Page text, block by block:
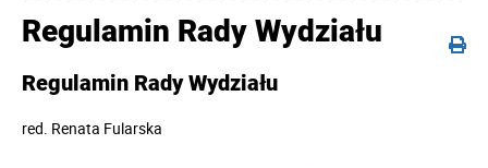
Regulamin Rady Wydziału
Regulamin Rady Wydziału
red. Renata Fularska